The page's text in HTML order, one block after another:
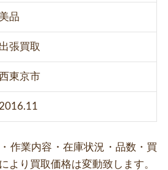
美品
出張買取
西東京市
2016.11
作業内容・在庫状況・品数・買
より買取価格は変動致します。